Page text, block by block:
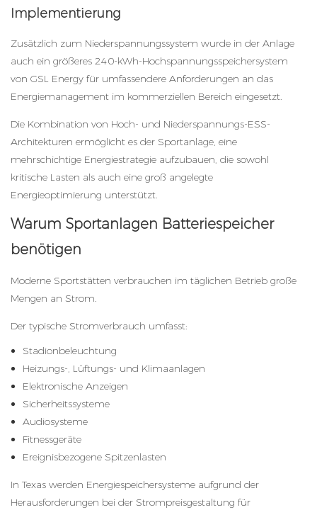
Implementierung
Zusätzlich zum Niederspannungssystem wurde in der Anlage
auch ein größeres 240-kWh-Hochspannungsspeichersystem
von GSL Energy für umfassendere Anforderungen an das
Energiemanagement im kommerziellen Bereich eingesetzt.
Die Kombination von Hoch- und Niederspannungs-ESS-
Architekturen ermöglicht es der Sportanlage, eine
mehrschichtige Energiestrategie aufzubauen, die sowohl
kritische Lasten als auch eine groß angelegte
Energieoptimierung unterstützt.
Warum Sportanlagen Batteriespeicher
benötigen
Moderne Sportstätten verbrauchen im täglichen Betrieb große
Mengen an Strom.
Der typische Stromverbrauch umfasst:
Stadionbeleuchtung
Heizungs-, Lüftungs- und Klimaanlagen
Elektronische Anzeigen
Sicherheitssysteme
Audiosysteme
Fitnessgeräte
Ereignisbezogene Spitzenlasten
In Texas werden Energiespeichersysteme aufgrund der
Herausforderungen bei der Strompreisgestaltung für